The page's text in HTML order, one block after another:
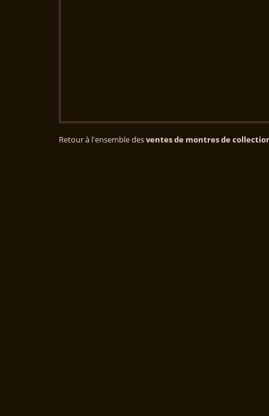
Retour à l'ensemble desventes de montres de